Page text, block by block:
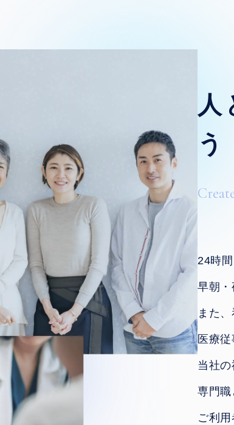
人
う
24時
早朝・
また
医療従
当社
専門職
ご利